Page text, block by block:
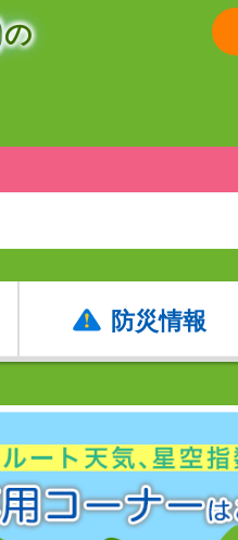
の
防災情報